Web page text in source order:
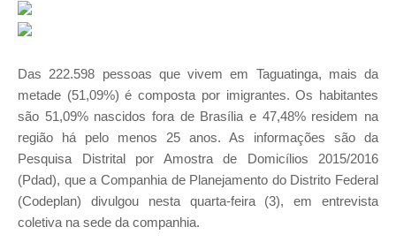
Das 222.598 pessoas que vivem em Taguatinga, mais da
metade (51,09%) é composta por imigrantes. Os habitantes
são 51,09% nascidos fora de Brasília e 47,48% residem na
região há pelo menos 25 anos. As informações são da
Pesquisa Distrital por Amostra de Domicílios 2015/2016
(Pdad), que a Companhia de Planejamento do Distrito Federal
(Codeplan) divulgou nesta quarta-feira (3), em entrevista
coletiva na sede da companhia.